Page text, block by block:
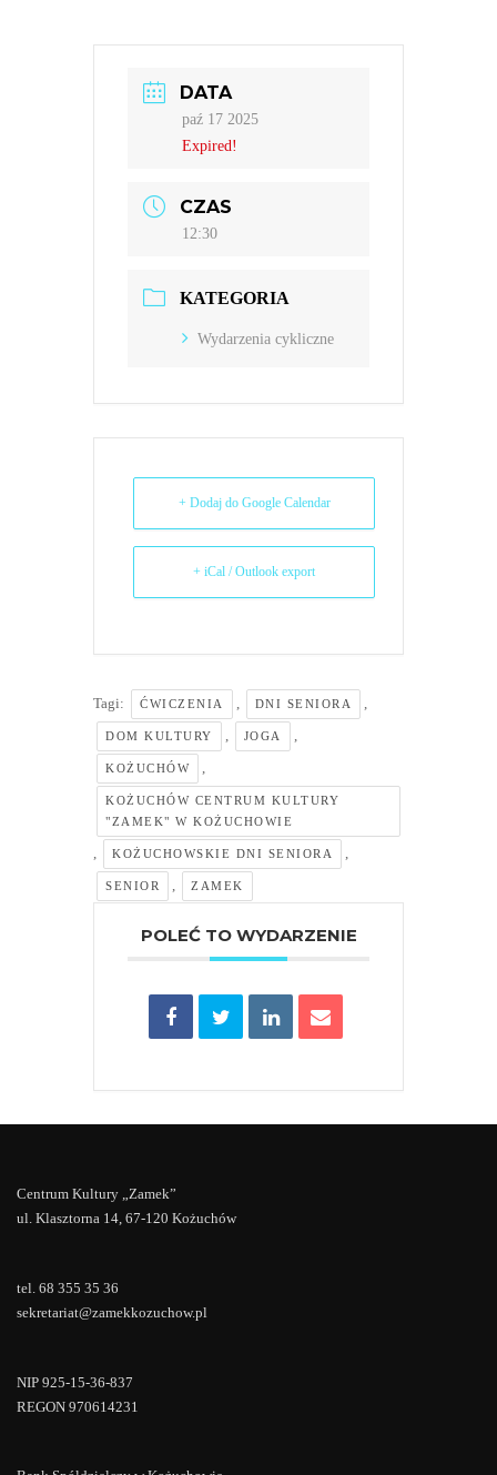
DATA
paź 17 2025
Expired!
CZAS
12:30
KATEGORIA
Wydarzenia cykliczne
+ Dodaj do Google Calendar
+ iCal / Outlook export
Tagi: ĆWICZENIA , DNI SENIORA ,
DOM KULTURY , JOGA ,
KOŻUCHÓW ,
KOŻUCHÓW CENTRUM KULTURY
"ZAMEK" W KOŻUCHOWIE
, KOŻUCHOWSKIE DNI SENIORA ,
SENIOR , ZAMEK
POLEĆ TO WYDARZENIE
Centrum Kultury „Zamek”
ul. Klasztorna 14, 67-120 Kożuchów
tel. 68 355 35 36
sekretariat@zamekkozuchow.pl
NIP 925-15-36-837
REGON 970614231